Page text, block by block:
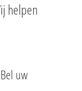
helpen
uw